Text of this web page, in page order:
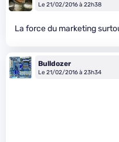
Le 21/02/2016 à 22h38
La force du marketing
Bulldozer
Le 21/02/2016 à 23h34